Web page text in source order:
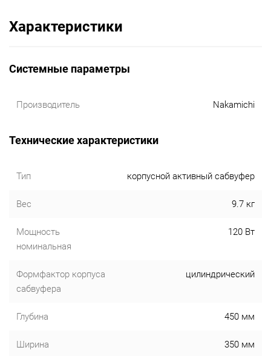
Характеристики
Системные параметры
Производитель Nakamichi
Технические характеристики
Тип корпусной активный сабвуфер
Вес 9.7 кг
Мощность
номинальная
120 Вт
Формфактор корпуса
сабвуфера
цилиндрический
Глубина 450 мм
Ширина 350 мм